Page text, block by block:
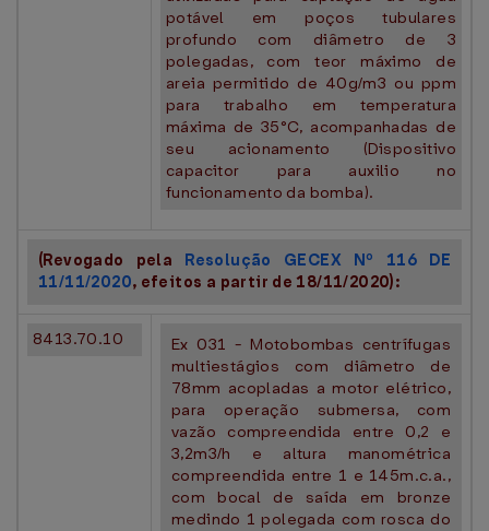
potável em poços tubulares
profundo com diâmetro de 3
polegadas, com teor máximo de
areia permitido de 40g/m3 ou ppm
para trabalho em temperatura
máxima de 35°C, acompanhadas de
seu acionamento (Dispositivo
capacitor para auxilio no
funcionamento da bomba).
(Revogado pela Resolução GECEX Nº 116 DE
11/11/2020, efeitos a partir de 18/11/2020):
8413.70.10
Ex 031 - Motobombas centrífugas
multiestágios com diâmetro de
78mm acopladas a motor elétrico,
para operação submersa, com
vazão compreendida entre 0,2 e
3,2m3/h e altura manométrica
compreendida entre 1 e 145m.c.a.,
com bocal de saída em bronze
medindo 1 polegada com rosca do